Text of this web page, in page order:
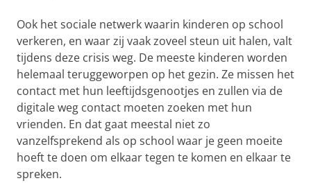
Ook het sociale netwerk waarin kinderen op school
verkeren, en waar zij vaak zoveel steun uit halen, valt
tijdens deze crisis weg. De meeste kinderen worden
helemaal teruggeworpen op het gezin. Ze missen het
contact met hun leeftijdsgenootjes en zullen via de
digitale weg contact moeten zoeken met hun
vrienden. En dat gaat meestal niet zo
vanzelfsprekend als op school waar je geen moeite
hoeft te doen om elkaar tegen te komen en elkaar te
spreken.